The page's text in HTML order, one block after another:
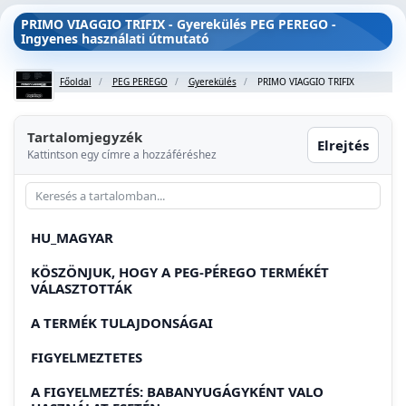
PRIMO VIAGGIO TRIFIX - Gyerekülés PEG PEREGO -
Ingyenes használati útmutató
Főoldal PEG PEREGO Gyerekülés PRIMO VIAGGIO TRIFIX
Tartalomjegyzék
Kattintson egy címre a hozzáféréshez
Elrejtés
HU_MAGYAR
KÖSZÖNJUK, HOGY A PEG-PÉREGO TERMÉKÉT
VÁLASZTOTTÁK
A TERMÉK TULAJDONSÁGAI
FIGYELMEZTETES
A FIGYELMEZTÉS: BABANYUGÁGYKÉNT VALO